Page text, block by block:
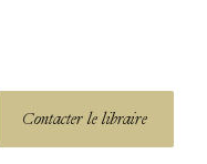
Contacter le libraire